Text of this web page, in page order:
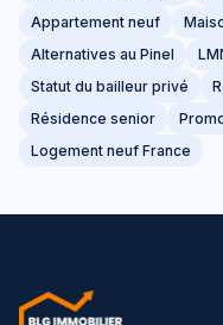
Appartement neuf
Alternatives au Pinel
Statut du bailleur privé
Résidence senior
Logement neuf France